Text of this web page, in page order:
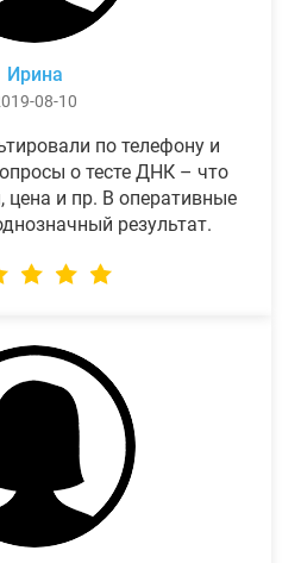
Ирина
08-10
по телефону и
о тесте ДНК – что
цена и пр. В оперативные
результат.